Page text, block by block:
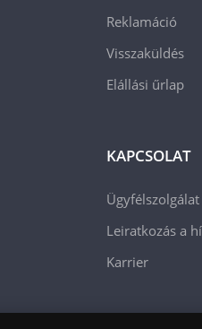
Reklamáció
Visszaküldés
Elállási űrlap
KAPCSOLAT
Ügyfélszolgálat
Leiratkozás a
Karrier